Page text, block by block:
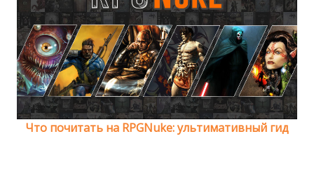
Что почитать на RPGNuke: ультимативный гид